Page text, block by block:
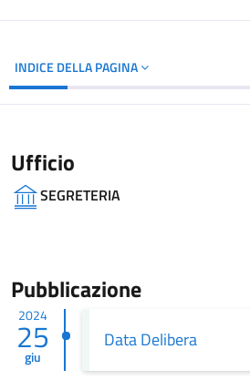
INDICE DELLA PAGINA
Ufficio
SEGRETERIA
Pubblicazione
2024
25
giu
Data Delibera